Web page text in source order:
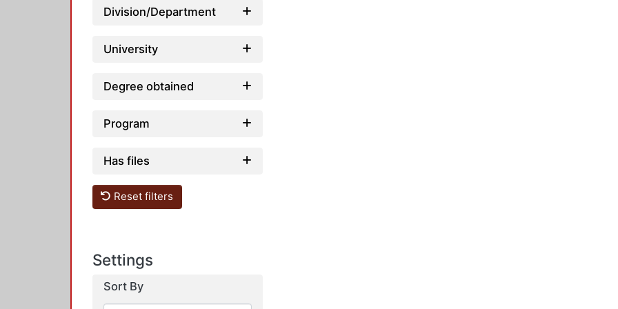
Division/Department
University
Degree obtained
Program
Has files
Reset filters
Settings
Sort By